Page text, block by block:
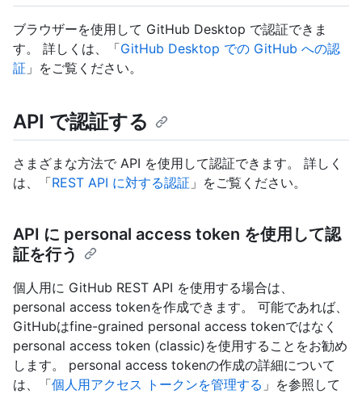
ブラウザーを使用して GitHub Desktop で認証できま
す。 詳しくは、「GitHub Desktop での GitHub への認
証 」をご覧ください。
API で認証する
さまざまな方法で API を使用して認証できます。 詳しく
は、「REST API に対する認証 」をご覧ください。
API に personal access token を使用して認
証を行う
個人用に GitHub REST API を使用する場合は、
personal access tokenを作成できます。 可能であれば、
GitHubはfine-grained personal access tokenではなく
personal access token (classic)を使用することをお勧め
します。 personal access tokenの作成の詳細について
は、「個人用アクセス トークンを管理する 」を参照して